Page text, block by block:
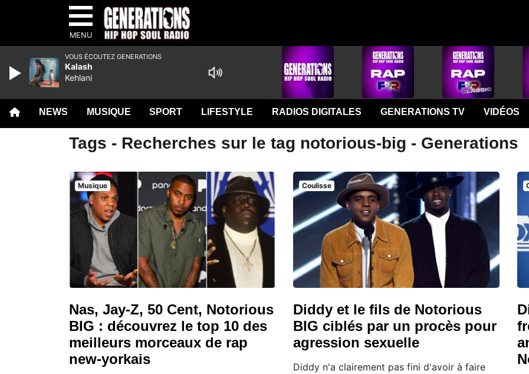
MENU
NEWS MUSIQUE SPORT LIFESTYLE RADIOS DIGITALES GENERATIONS TV VIDÉOS
Tags - Recherches sur le tag notorious-big - Generations
Musique
Nas, Jay-Z, 50 Cent, Notorious
BIG : découvrez le top 10 des
meilleurs morceaux de rap
new-yorkais
Coulisse
Diddy et le fils de Notorious
BIG ciblés par un procès pour
agression sexuelle
Diddy n'a clairement pas fini d'avoir à faire
VOUS ÉCOUTEZ GENERATIONS
Kalash
Kehlani